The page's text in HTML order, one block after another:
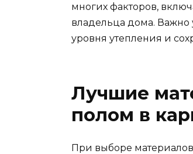
многих факторов,
владельца дома. Важно
уровня утепления и
Лучшие
полом в
При выборе